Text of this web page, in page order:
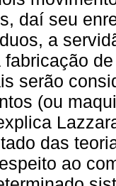
daí seu
a
fabricação
serão
(ou
das
ao